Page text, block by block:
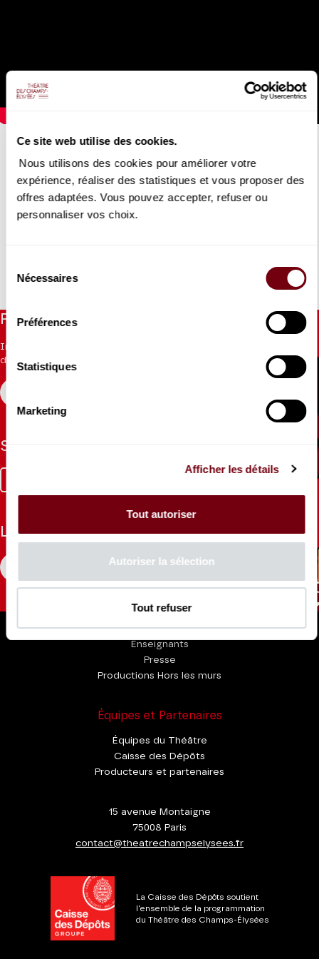
Ce site web utilise des cookies.
Nous utilisons des cookies pour améliorer votre
expérience, réaliser des statistiques et vous proposer des
offres adaptées. Vous pouvez accepter, refuser ou
personnaliser vos choix.
Nécessaires
Préférences
Statistiques
Marketing
Afficher les détails
Tout autoriser
Autoriser la sélection
Tout refuser
LE LAC DES CYGNES
Ballet Preljocaj
21/12/2025au04/01/2026
DÉTAILS
Restez informés
Inscrivez-vous à la newsletter pour recevoir les informations
du Théâtre.
Suivez-nous
Tok
La Brochure
Enseignants
Presse
Productions Hors les murs
Équipes et Partenaires
Équipes du Théâtre
Caisse des Dépôts
Producteurs et partenaires
15 avenue Montaigne
75008 Paris
contact@theatrechampselysees.fr
La Caisse des Dépôts soutient
l'ensemble de la programmation
du Théâtre des Champs-Élysées